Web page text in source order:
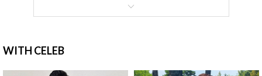
WITH CELEB